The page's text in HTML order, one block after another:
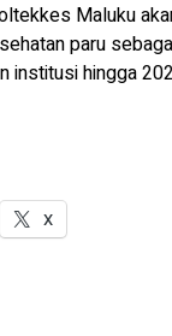
Maluku
paru
institusi hingga
X